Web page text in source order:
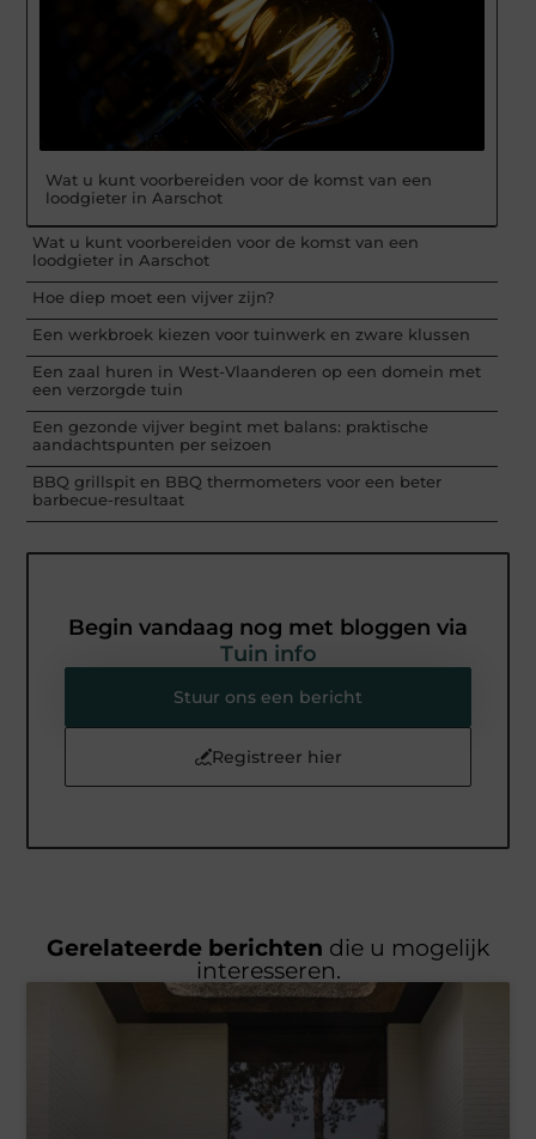
Wat u kunt voorbereiden voor de komst van een
loodgieter in Aarschot
Wat u kunt voorbereiden voor de komst van een
loodgieter in Aarschot
Hoe diep moet een vijver zijn?
Een werkbroek kiezen voor tuinwerk en zware klussen
Een zaal huren in West-Vlaanderen op een domein met
een verzorgde tuin
Een gezonde vijver begint met balans: praktische
aandachtspunten per seizoen
BBQ grillspit en BBQ thermometers voor een beter
barbecue-resultaat
Begin vandaag nog met bloggen via
Tuin info
Stuur ons een bericht
Registreer hier
Gerelateerde berichten die u mogelijk
interesseren.